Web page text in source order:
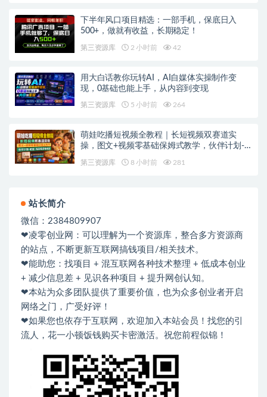
下半年风口项目精选：一部手机，保底日入
500+，做就有收益，长期稳定！
第三资源库 2 小时前 42
用大白话教你玩转AI，AI自媒体实操制作变
现，0基础也能上手，从内容到变现
第三资源库 5 小时前 264
萌娃吃播短视频全教程｜长短视频双赛道实
操，图文+视频零基础保姆式教学，伙伴计划-
第三资源库 8 小时前 281
站长简介
微信：2384809907
❤凌零创业网：可以理解为一个资源库，整合多方资源商
的站点，不断更新互联网搞钱项目/相关技术。
❤能助您：找项目 + 混互联网各种技术整理 + 低成本创业
+ 减少信息差 + 见识各种项目 + 提升网创认知。
❤本站为众多团队提供了重要价值，也为众多创业者开启
网络之门，广受好评！
❤如果您也依存于互联网，欢迎加入本站会员！找您的引
流人，花一小顿饭钱购买卡密激活。祝您前程似锦！